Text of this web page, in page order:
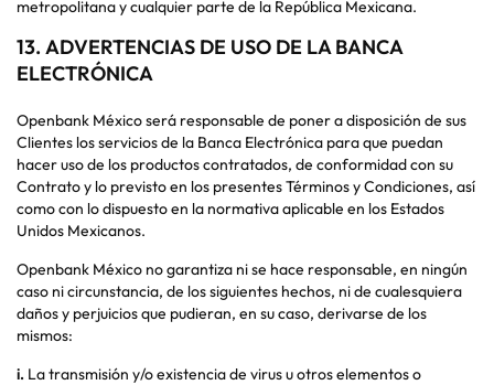
metropolitana y cualquier parte de la República Mexicana.
13. ADVERTENCIAS DE USO DE LA BANCA
ELECTRÓNICA
Openbank México será responsable de poner a disposición de sus
Clientes los servicios de la Banca Electrónica para que puedan
hacer uso de los productos contratados, de conformidad con su
Contrato y lo previsto en los presentes Términos y Condiciones, así
como con lo dispuesto en la normativa aplicable en los Estados
Unidos Mexicanos.
Openbank México no garantiza ni se hace responsable, en ningún
caso ni circunstancia, de los siguientes hechos, ni de cualesquiera
daños y perjuicios que pudieran, en su caso, derivarse de los
mismos:
i. La transmisión y/o existencia de virus u otros elementos o